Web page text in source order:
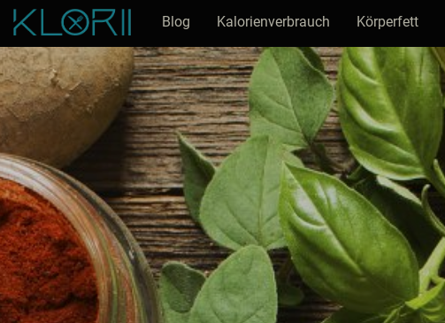
Blog Kalorienverbrauch Körperfett